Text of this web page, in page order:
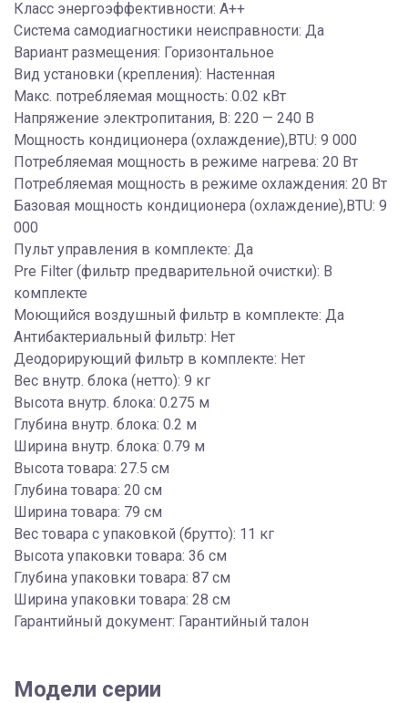
Класс энергоэффективности: A++
Система самодиагностики неисправности: Да
Вариант размещения: Горизонтальное
Вид установки (крепления): Настенная
Макс. потребляемая мощность: 0.02 кВт
Напряжение электропитания, В: 220 — 240 В
Мощность кондиционера (охлаждение),BTU: 9 000
Потребляемая мощность в режиме нагрева: 20 Вт
Потребляемая мощность в режиме охлаждения: 20 Вт
Базовая мощность кондиционера (охлаждение),BTU: 9
000
Пульт управления в комплекте: Да
Pre Filter (фильтр предварительной очистки): В
комплекте
Моющийся воздушный фильтр в комплекте: Да
Антибактериальный фильтр: Нет
Деодорирующий фильтр в комплекте: Нет
Вес внутр. блока (нетто): 9 кг
Высота внутр. блока: 0.275 м
Глубина внутр. блока: 0.2 м
Ширина внутр. блока: 0.79 м
Высота товара: 27.5 см
Глубина товара: 20 см
Ширина товара: 79 см
Вес товара с упаковкой (брутто): 11 кг
Высота упаковки товара: 36 см
Глубина упаковки товара: 87 см
Ширина упаковки товара: 28 см
Гарантийный документ: Гарантийный талон
Модели серии